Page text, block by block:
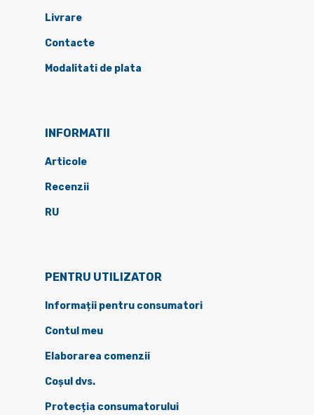
Livrare
Contacte
Modalitati de plata
INFORMATII
Articole
Recenzii
RU
PENTRU UTILIZATOR
Informații pentru consumatori
Contul meu
Elaborarea comenzii
Coșul dvs.
Protecția consumatorului